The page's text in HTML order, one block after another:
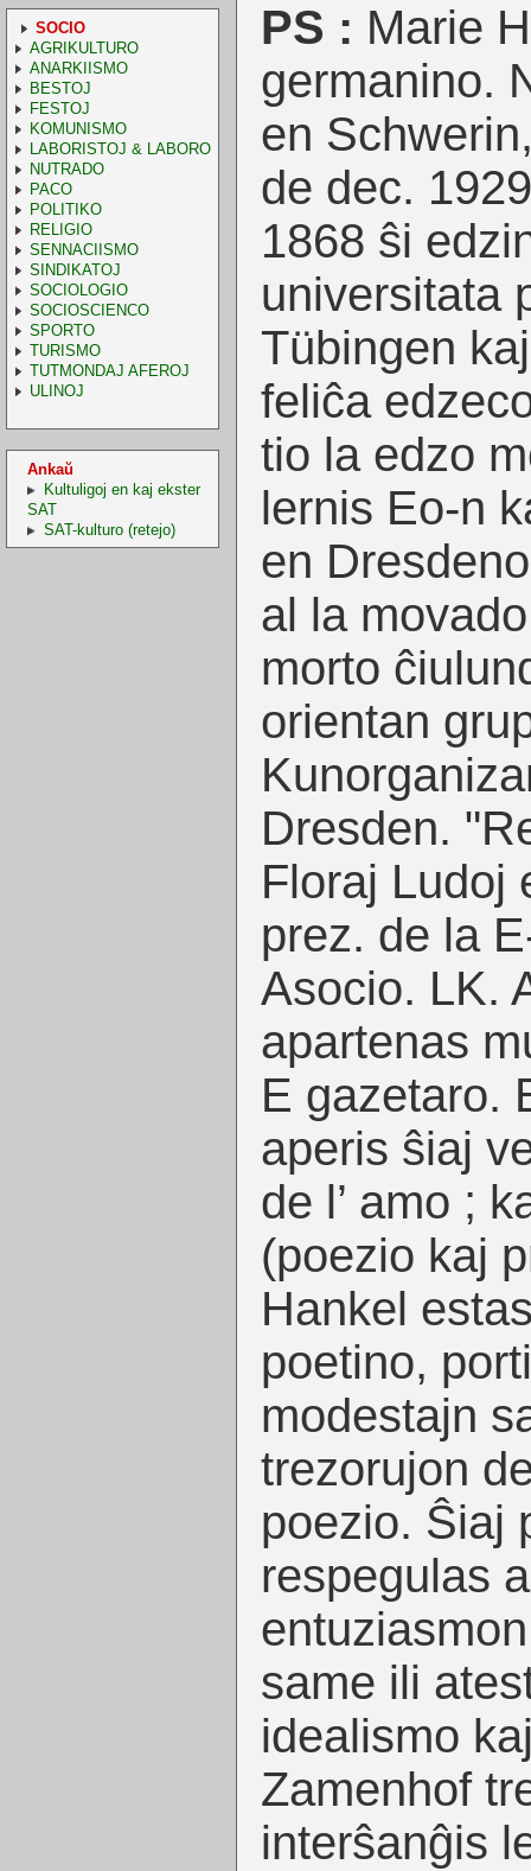
SOCIO
AGRIKULTURO
ANARKIISMO
BESTOJ
FESTOJ
KOMUNISMO
LABORISTOJ & LABORO
NUTRADO
PACO
POLITIKO
RELIGIO
SENNACIISMO
SINDIKATOJ
SOCIOLOGIO
SOCIOSCIENCO
SPORTO
TURISMO
TUTMONDAJ AFEROJ
ULINOJ
Ankaŭ
Kultuligoj en kaj ekster
SAT
SAT-kulturo (retejo)
PS : Marie
germanino.
en
de dec.
1868 ŝi
universitata
Tübingen
feliĉa
tio la edzo
lernis Eo-n
en
al la
morto
orientan
Dresden.
Floraj Ludoj
prez. de la
Asocio. LK.
apartenas
E gazetaro.
aperis ŝiaj
de l’ amo ;
(poezio kaj
Hankel
poetino,
modestajn
trezorujon
poezio. Ŝiaj
respegulas
same ili
idealismo
Zamenhof
interŝanĝis